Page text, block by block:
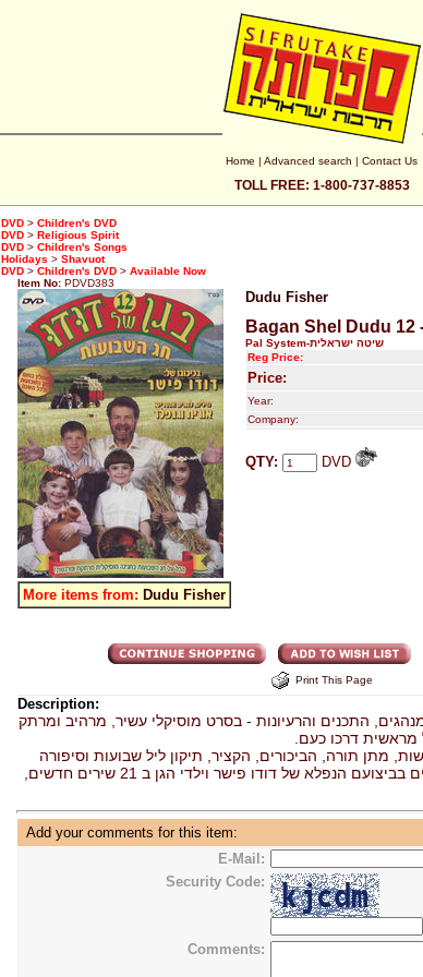
Home | Advanced search | Contact Us
TOLL FREE: 1-800-737-8853
DVD > Children's DVD
DVD > Religious Spirit
DVD > Children's Songs
Holidays > Shavuot
DVD > Children's DVD > Available Now
Item No: PDVD383
Dudu Fisher
Bagan Shel Dudu
Pal System-שיטה ישראלית
Reg Price:
Price:
Year:
Company:
QTY: DVD
More items from: Dudu Fisher
Print This Page
Description:
התכנים והרעיונות - בסרט מוסיקלי עשיר, מרהיב ומרתק
דרכו כעם.
מתן תורה, הביכורים, הקציר, תיקון ליל שבועות וסיפורה
של רות המואביה, כל אלה מוגשים בביצועם הנפלא של דודו פישר וילדי הגן ב 21 שירים חדשים,
Add your comments for this item:
E-Mail:
Security Code:
Comments: